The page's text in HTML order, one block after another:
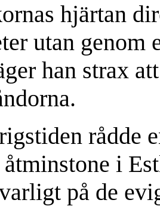
hjärtan
utan genom
han strax
rådde
i
på de